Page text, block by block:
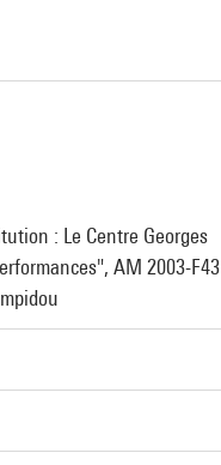
: Le Centre Georges
AM 2003-F43